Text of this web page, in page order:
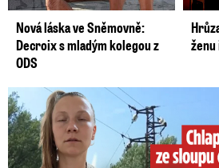
Nová láska ve Sněmovně:
Decroix s mladým kolegou z
ODS
Smrtelný pád chlapce: Matka vydala